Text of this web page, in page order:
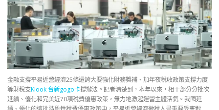
金融支撐平易近營經濟25條還誇大要強化財務獎補、加年夜稅收政策支撐力度
等財稅支Klook 台新gogo卡撐辦法。記者清楚到，本年以來，相干部分分批次
延續、優化和完美近70項稅費優惠政策，無力地激起運營主體活氣。我國延